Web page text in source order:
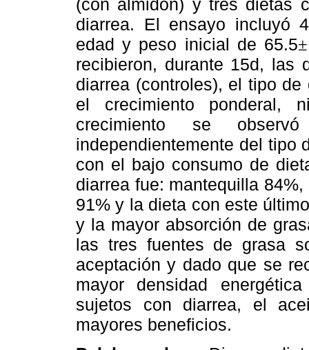
(con almidón) y tres dietas
diarrea. El ensayo incluyó
edad y peso inicial de 65.5±
recibieron, durante 15d, las
diarrea (controles), el tipo
el crecimiento ponderal,
crecimiento se
independientemente del tipo
con el bajo consumo de
diarrea fue: mantequilla
91% y la dieta con este
y la mayor absorción de
las tres fuentes de grasa
aceptación y dado que se
mayor densidad
sujetos con diarrea, el
mayores beneficios.